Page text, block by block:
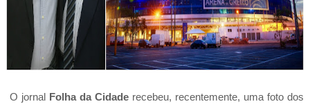
O jornal Folha da Cidade recebeu, recentemente, uma foto dos